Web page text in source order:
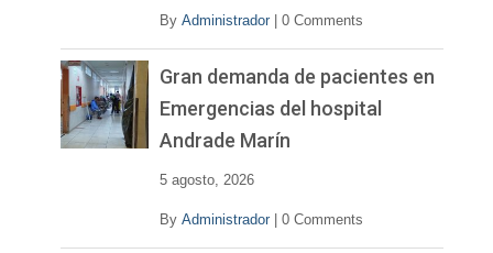
By Administrador 0 Comments
Gran demanda de pacientes en
Emergencias del hospital
Andrade Marín
5 agosto, 2026
By Administrador 0 Comments